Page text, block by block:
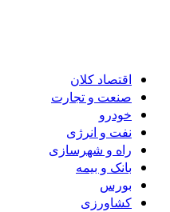
اقتصاد کلان
صنعت و تجارت
خودرو
نفت و انرژی
راه و شهرسازی
بانک و بیمه
بورس
کشاورزی